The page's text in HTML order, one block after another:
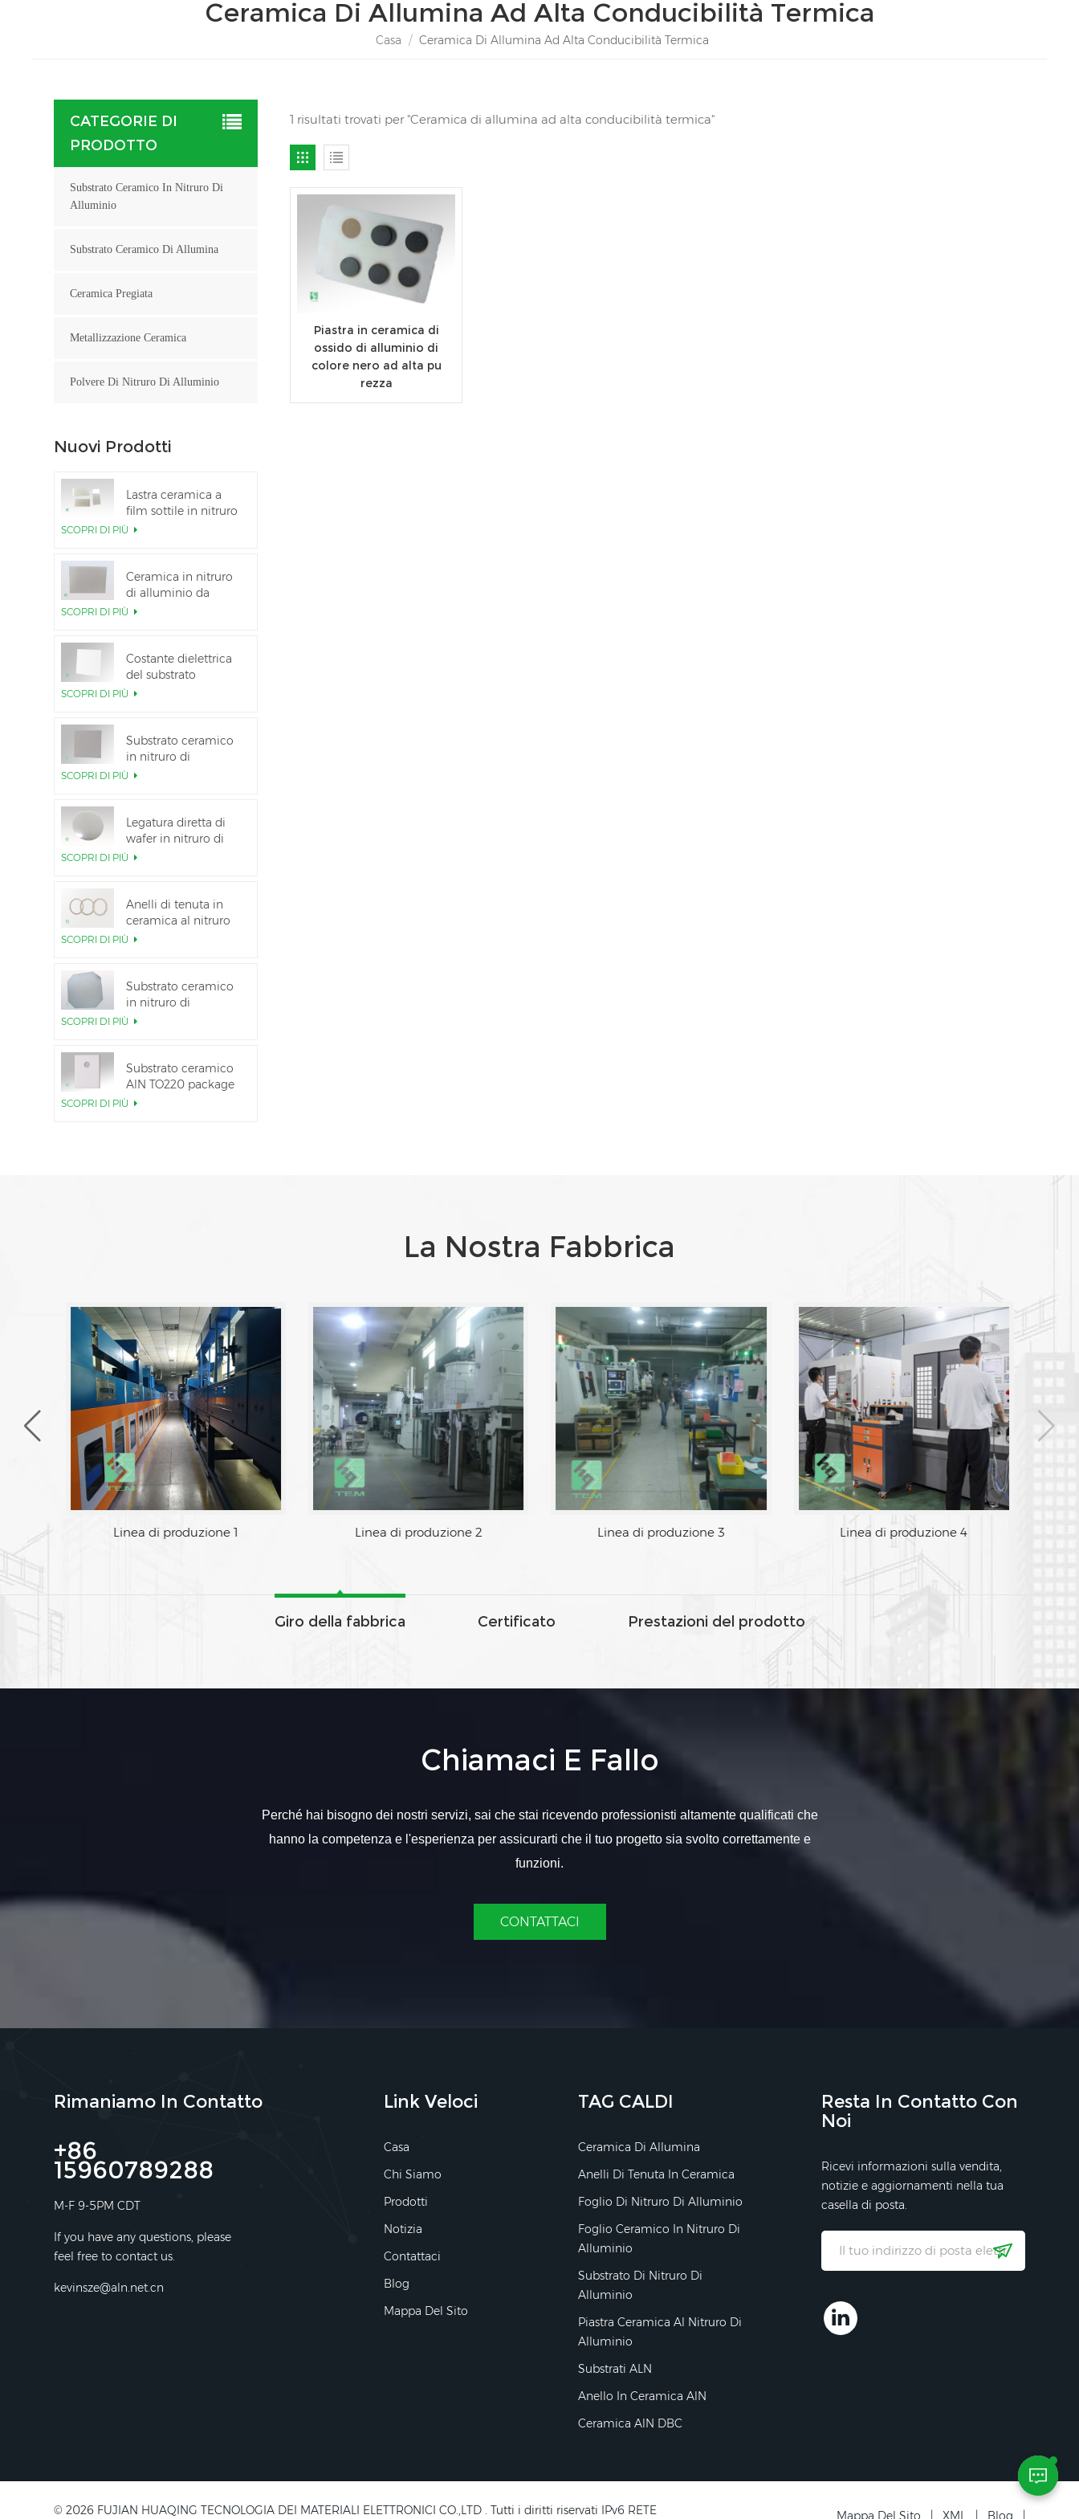
Ceramica Di Allumina Ad Alta Conducibilità Termica
Casa / Ceramica Di Allumina Ad Alta Conducibilità Termica
1 risultati trovati per "Ceramica di allumina ad alta conducibilità termica"
Piastra in ceramica di
ossido di alluminio di
colore nero ad alta pu
rezza
CATEGORIE DI
PRODOTTO
Substrato Ceramico In Nitruro Di
Alluminio
Substrato Ceramico Di Allumina
Ceramica Pregiata
Metallizzazione Ceramica
Polvere Di Nitruro Di Alluminio
Nuovi Prodotti
Lastra ceramica a
film sottile in nitruro
di alluminio lucidato
SCOPRI DI PIÙ
Ceramica in nitruro
di alluminio da
5,5×7,5 pollici
SCOPRI DI PIÙ
Costante dielettrica
del substrato
ceramico Al2O3 al
SCOPRI DI PIÙ
Substrato ceramico
in nitruro di
alluminio ad alta
SCOPRI DI PIÙ
Legatura diretta di
wafer in nitruro di
alluminio ceramico
SCOPRI DI PIÙ
Anelli di tenuta in
ceramica al nitruro
di alluminio per
SCOPRI DI PIÙ
Substrato ceramico
in nitruro di
alluminio da 12
SCOPRI DI PIÙ
Substrato ceramico
AlN TO220 package
SCOPRI DI PIÙ
La Nostra Fabbrica
Zona di fabbrica Linea di produzione 1 Linea di produzione 2 Linea di produzione 3
Giro della fabbrica Certificato Prestazioni del prodotto
Chiamaci E Fallo
Perché hai bisogno dei nostri servizi, sai che stai ricevendo professionisti altamente qualificati che
hanno la competenza e l'esperienza per assicurarti che il tuo progetto sia svolto correttamente e
funzioni.
CONTATTACI
Rimaniamo In Contatto
+86
15960789288
M-F 9-5PM CDT
If you have any questions, please
feel free to contact us.
kevinsze@aln.net.cn
Link Veloci
Casa
Chi Siamo
Prodotti
Notizia
Contattaci
Blog
Mappa Del Sito
TAG CALDI
Ceramica Di Allumina
Anelli Di Tenuta In Ceramica
Foglio Di Nitruro Di Alluminio
Foglio Ceramico In Nitruro Di
Alluminio
Substrato Di Nitruro Di
Alluminio
Piastra Ceramica Al Nitruro Di
Alluminio
Substrati ALN
Anello In Ceramica AlN
Ceramica AlN DBC
Resta In Contatto Con
Noi
Ricevi informazioni sulla vendita,
notizie e aggiornamenti nella tua
casella di posta.
© 2026 FUJIAN HUAQING TECNOLOGIA DEI MATERIALI ELETTRONICI CO.,LTD . Tutti i diritti riservati IPv6 RETE Mappa Del Sito XML Blog